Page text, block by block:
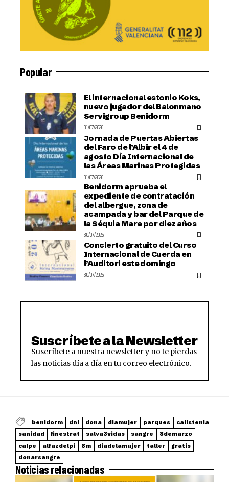
Popular
El internacional estonio Koks,
nuevo jugador del Balonmano
Servigroup Benidorm
31/07/2026
Jornada de Puertas Abiertas
del Faro de l’Albir el 4 de
agosto Día Internacional de
las Áreas Marinas Protegidas
31/07/2026
Benidorm aprueba el
expediente de contratación
del albergue, zona de
acampada y bar del Parque de
la Séquia Mare por diez años
30/07/2026
Concierto gratuito del Curso
Internacional de Cuerda en
l’Auditori este domingo
30/07/2026
Suscríbete a la Newsletter
Suscríbete a nuestra newsletter y no te pierdas
las noticias día a día en tu correo electrónico.
benidorm dni dona diamujer parques
calistenia
sanidad
finestrat salva3vidas sangre
8demarzo
calpe
alfazdelpi 8m diadelamujer taller
gratis
donarsangre
Noticias relacionadas